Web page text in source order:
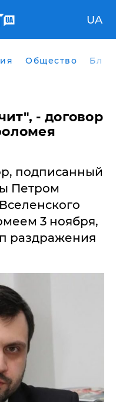
UA
Общество
- договор
подписанный
Петром
3 ноября,
раздражения